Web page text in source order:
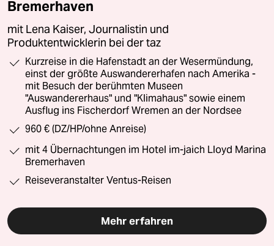
Bremerhaven
mit Lena Kaiser, Journalistin und
Produktentwicklerin bei der taz
Kurzreise in die Hafenstadt an der Wesermündung,
einst der größte Auswandererhafen nach Amerika -
mit Besuch der berühmten Museen
"Auswandererhaus" und "Klimahaus" sowie einem
Ausflug ins Fischerdorf Wremen an der Nordsee
960 € (DZ/HP/ohne Anreise)
mit 4 Übernachtungen im Hotel im-jaich Lloyd Marina
Bremerhaven
Reiseveranstalter Ventus-Reisen
Mehr erfahren